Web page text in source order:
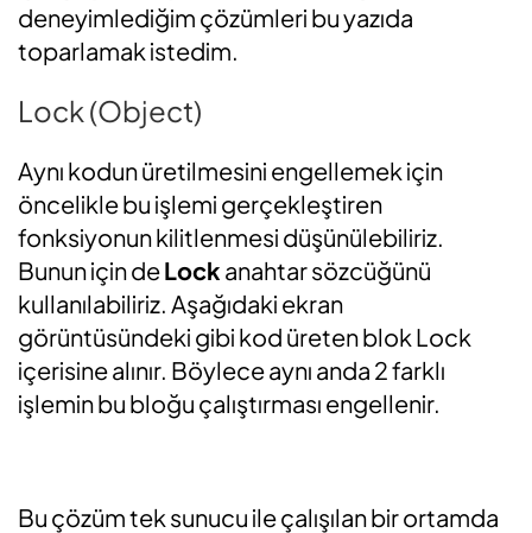
deneyimlediğim çözümleri bu yazıda
toparlamak istedim.
Lock (Object)
Aynı kodun üretilmesini engellemek için
öncelikle bu işlemi gerçekleştiren
fonksiyonun kilitlenmesi düşünülebiliriz.
Bunun için deLock anahtar sözcüğünü
kullanılabiliriz. Aşağıdaki ekran
görüntüsündeki gibi kod üreten blok Lock
içerisine alınır. Böylece aynı anda 2 farklı
işlemin bu bloğu çalıştırması engellenir.
Bu çözüm tek sunucu ile çalışılan bir ortamda